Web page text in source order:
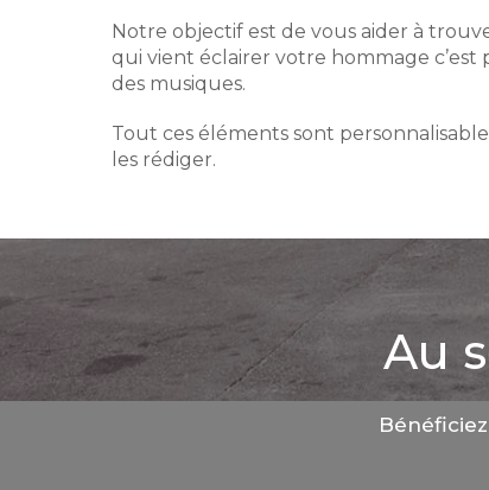
Notre objectif est de vous aider à
qui vient éclairer votre hommage c’est
des musiques.
Tout ces éléments sont
les rédiger.
Au